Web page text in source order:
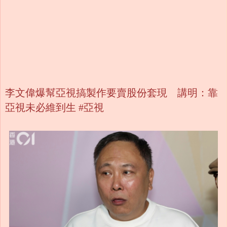
李文偉爆幫亞視搞製作要賣股份套現 講明：靠
亞視未必維到生 #亞視